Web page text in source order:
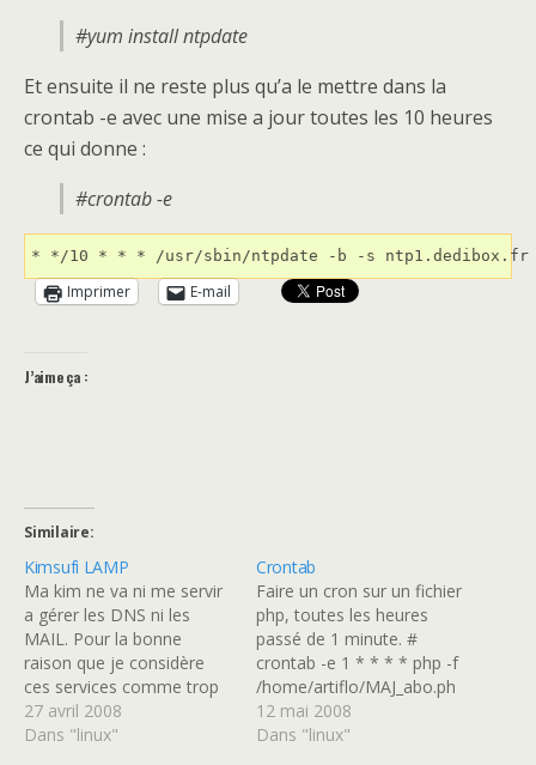
#yum install ntpdate
Et ensuite il ne reste plus qu’a le mettre dans la
crontab -e avec une mise a jour toutes les 10 heures
ce qui donne :
#crontab -e
Imprimer E-mail
J’aime ça :
Similaire
Kimsufi LAMP
Ma kim ne va ni me servir
a gérer les DNS ni les
MAIL. Pour la bonne
raison que je considère
ces services comme trop
sensible pour que ce soit
le même serveur qui les
27 avril 2008
Dans "linux"
Crontab
Faire un cron sur un fichier
php, toutes les heures
passé de 1 minute. #
crontab -e 1 * * * * php -f
/home/artiflo/MAJ_abo.ph
p12 mai 2008
Dans "linux"